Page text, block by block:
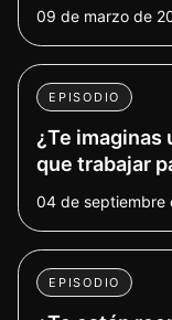
09 de marzo de
EPISODIO
¿Te imaginas
que trabajar
04 de septiembre
EPISODIO